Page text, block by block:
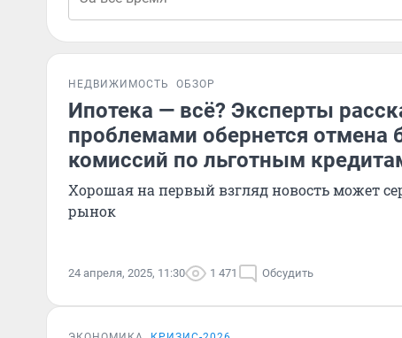
НЕДВИЖИМОСТЬ ОБЗОР
Ипотека — всё? Эксперты
проблемами обернется отмена
комиссий по льготным
Хорошая на первый взгляд новость может
рынок
24 апреля, 2025, 11:30 1 471 Обсудить